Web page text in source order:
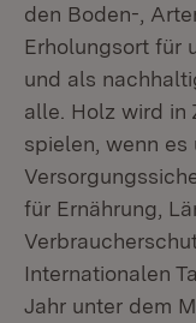
den Boden-,
Erholungsort für
und als
alle. Holz wird in
spielen, wenn
für Ernährung,
Internationalen
Jahr unter dem